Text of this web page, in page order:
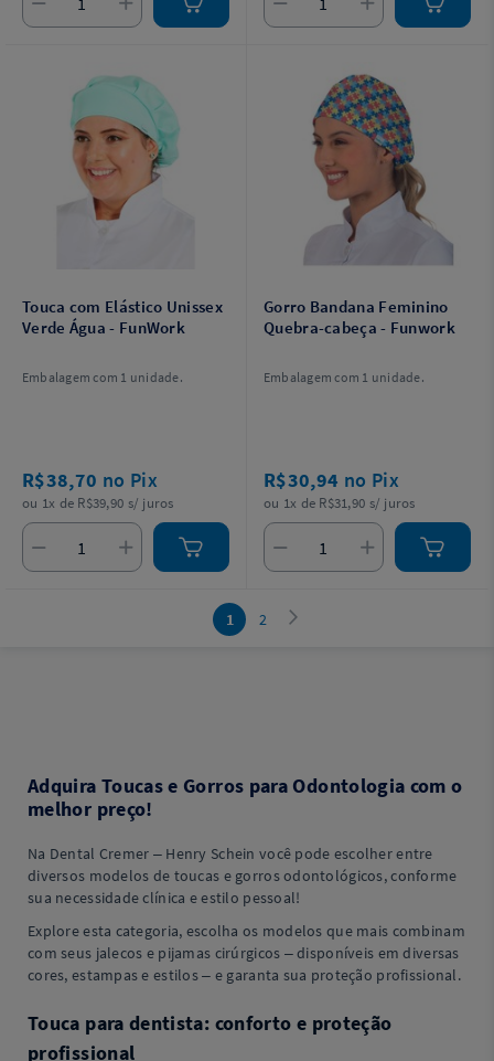
Touca com Elástico Unissex
Verde Água - FunWork
Embalagem com 1 unidade.
R$38,70 no Pix
ou 1x de R$39,90 s/ juros
Gorro Bandana Feminino
Quebra-cabeça - Funwork
Embalagem com 1 unidade.
R$30,94 no Pix
ou 1x de R$31,90 s/ juros
1 2
Adquira Toucas e Gorros para Odontologia com o
melhor preço!
Na Dental Cremer – Henry Schein você pode escolher entre
diversos modelos de toucas e gorros odontológicos, conforme
sua necessidade clínica e estilo pessoal!
Explore esta categoria, escolha os modelos que mais combinam
com seus jalecos e pijamas cirúrgicos – disponíveis em diversas
cores, estampas e estilos – e garanta sua proteção profissional.
Touca para dentista: conforto e proteção
profissional